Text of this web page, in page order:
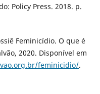
Policy Press. 2018. p.
Feminicídio. O que é
2020. Disponível em
feminicidio/.